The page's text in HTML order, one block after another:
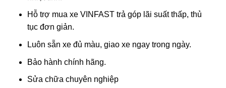
Hỗ trợ mua xe VINFAST trả góp lãi suất thấp, thủ
tục đơn giản.
Luôn sẵn xe đủ màu, giao xe ngay trong ngày.
Bảo hành chính hãng.
Sửa chữa chuyên nghiệp